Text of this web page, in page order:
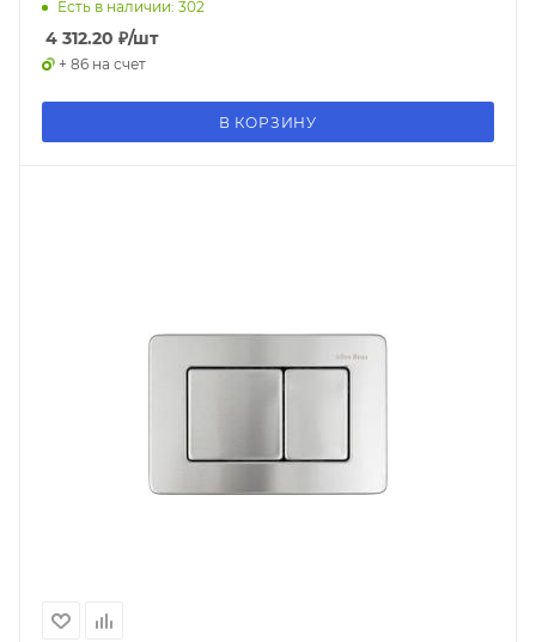
Есть в наличии: 302
4 312.20 ₽/шт
+ 86 на счет
В КОРЗИНУ